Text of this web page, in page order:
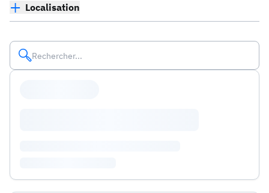
Localisation